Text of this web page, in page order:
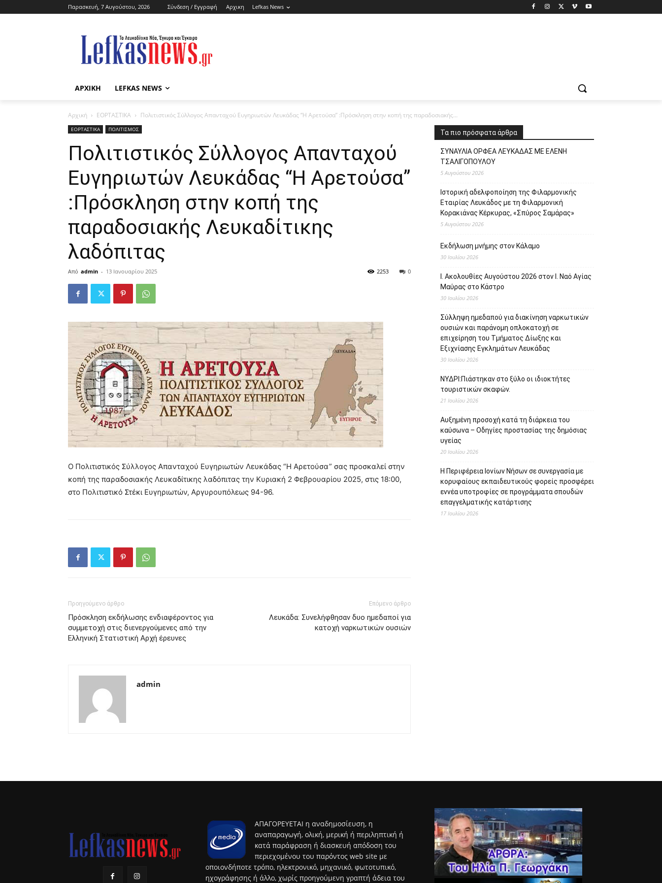
Παρασκευή, 7 Αυγούστου, 2026 Σύνδεση / Εγγραφή Αρχικη Lefkas News
ΑΡΧΙΚΗ LEFKAS NEWS
Αρχική ΕΟΡΤΑΣΤΙΚΑ Πολιτιστικός Σύλλογος Απανταχού Ευγηριωτών Λευκάδας “Η Αρετούσα” :Πρόσκληση στην κοπή της παραδοσιακής...
ΕΟΡΤΑΣΤΙΚΑ ΠΟΛΙΤΙΣΜΟΣ
Πολιτιστικός Σύλλογος Απανταχού
Ευγηριωτών Λευκάδας “Η Αρετούσα”
:Πρόσκληση στην κοπή της
παραδοσιακής Λευκαδίτικης
λαδόπιτας
Από admin - 13 Ιανουαρίου 2025 0
2253
Ο Πολιτιστικός Σύλλογος Απανταχού Ευγηριωτών Λευκάδας “Η Αρετούσα” σας προσκαλεί στην
κοπή της παραδοσιακής Λευκαδίτικης λαδόπιτας την Κυριακή 2 Φεβρουαρίου 2025, στις 18:00,
στο Πολιτιστικό Στέκι Ευγηριωτών, Αργυρουπόλεως 94-96.
Προηγούμενο άρθρο
Πρόσκληση εκδήλωσης ενδιαφέροντος για
συμμετοχή στις διενεργούμενες από την
Ελληνική Στατιστική Αρχή έρευνες
Επόμενο άρθρο
Λευκάδα: Συνελήφθησαν δυο ημεδαποί για
κατοχή ναρκωτικών ουσιών
admin
Τα πιο πρόσφατα άρθρα
ΣΥΝΑΥΛΙΑ ΟΡΦΕΑ ΛΕΥΚΑΔΑΣ ΜΕ ΕΛΕΝΗ
ΤΣΑΛΙΓΟΠΟΥΛΟΥ
5 Αυγούστου 2026
Ιστορική αδελφοποίηση της Φιλαρμονικής
Εταιρίας Λευκάδος με τη Φιλαρμονική
Κορακιάνας Κέρκυρας, «Σπύρος Σαμάρας»
5 Αυγούστου 2026
Εκδήλωση μνήμης στον Κάλαμο
30 Ιουλίου 2026
Ι. Ακολουθίες Αυγούστου 2026 στον Ι. Ναό Αγίας
Μαύρας στο Κάστρο
30 Ιουλίου 2026
Σύλληψη ημεδαπού για διακίνηση ναρκωτικών
ουσιών και παράνομη οπλοκατοχή σε
επιχείρηση του Τμήματος Δίωξης και
Εξιχνίασης Εγκλημάτων Λευκάδας
30 Ιουλίου 2026
ΝΥΔΡΙ:Πιάστηκαν στο ξύλο οι ιδιοκτήτες
τουριστικών σκαφών.
21 Ιουλίου 2026
Αυξημένη προσοχή κατά τη διάρκεια του
καύσωνα – Οδηγίες προστασίας της δημόσιας
υγείας
20 Ιουλίου 2026
Η Περιφέρεια Ιονίων Νήσων σε συνεργασία με
κορυφαίους εκπαιδευτικούς φορείς προσφέρει
εννέα υποτροφίες σε προγράμματα σπουδών
επαγγελματικής κατάρτισης
17 Ιουλίου 2026
ΑΠΑΓΟΡΕΥΕΤΑΙ η αναδημοσίευση, η
αναπαραγωγή, ολική, μερική ή περιληπτική ή
κατά παράφραση ή διασκευή απόδοση του
περιεχομένου του παρόντος web site με
οποιονδήποτε τρόπο, ηλεκτρονικό, μηχανικό, φωτοτυπικό,
ηχογράφησης ή άλλο, χωρίς προηγούμενη γραπτή άδεια του